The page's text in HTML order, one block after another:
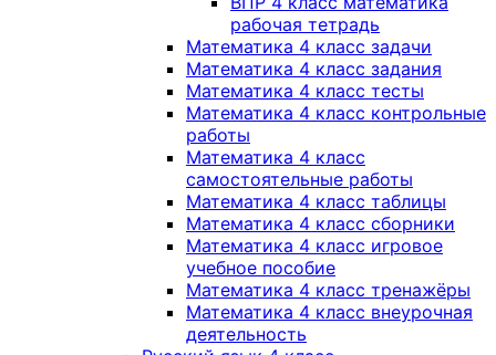
рабочая тетрадь
Математика 4 класс задачи
Математика 4 класс задания
Математика 4 класс тесты
Математика 4 класс контрольные
работы
Математика 4 класс
самостоятельные работы
Математика 4 класс таблицы
Математика 4 класс сборники
Математика 4 класс игровое
учебное пособие
Математика 4 класс тренажёры
Математика 4 класс внеурочная
деятельность